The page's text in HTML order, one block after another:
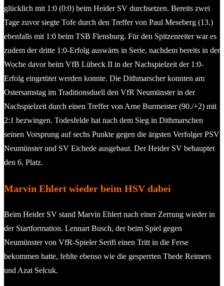
glücklich mit 1:0 (0:0) beim Heider SV durchsetzen. Bereits zwei
Tage zuvor siegte Tofe durch den Treffer von Paul Meseberg (13.)
ebenfalls mit 1:0 beim TSB Flensburg. Für den Spitzenreiter war es
zudem der dritte 1:0-Erfolg auswärts in Serie, nachdem bereits in der
Woche davor beim VfB Lübeck II in der Nachspielzeit der 1:0-
Erfolg eingetütet werden konnte. Die Dithmarscher konnten am
Ostersamstag im Traditionsduell den VfR Neumünster in der
Nachspielzeit durch einen Treffer von Arne Burmeister (90./+2) mit
2:1 bezwingen. Todesfelde hat nach dem Sieg in Dithmarschen
seinen Vorsprung auf sechs Punkte gegen die ärgsten Verfolger PSV
Neumünster und SV Eichede ausgebaut. Der Heider SV behauptet
den 6. Platz.
Marvin Ehlert wieder beim HSV dabei
Beim Heider SV stand Marvin Ehlert nach einer Zerrung wieder in
der Startformation. Lennart Busch, der beim Spiel gegen
Neumünster von VfR-Spieler Serifi einen Tritt in die Ferse
bekommen hatte, fehlte ebenso wie die gesperrten Thede Reimers
und Azat Selcuk.